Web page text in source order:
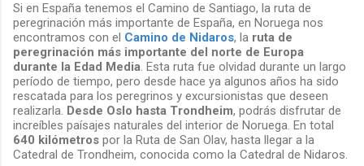
Si en España tenemos el Camino de Santiago, la ruta de
peregrinación más importante de España, en Noruega nos
encontramos con el Camino de Nidaros, la ruta de
peregrinación más importante del norte de Europa
durante la Edad Media. Esta ruta fue olvidad durante un largo
período de tiempo, pero desde hace ya algunos años ha sido
rescatada para los peregrinos y excursionistas que deseen
realizarla. Desde Oslo hasta Trondheim, podrás disfrutar de
increíbles paísajes naturales del interior de Noruega. En total
640 kilómetros por la Ruta de San Olav, hasta llegar a la
Catedral de Trondheim, conocida como la Catedral de Nidaros.